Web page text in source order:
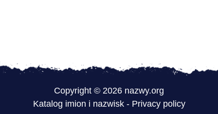
Copyright © 2026 nazwy.org
Katalog imion i nazwisk- Privacy policy